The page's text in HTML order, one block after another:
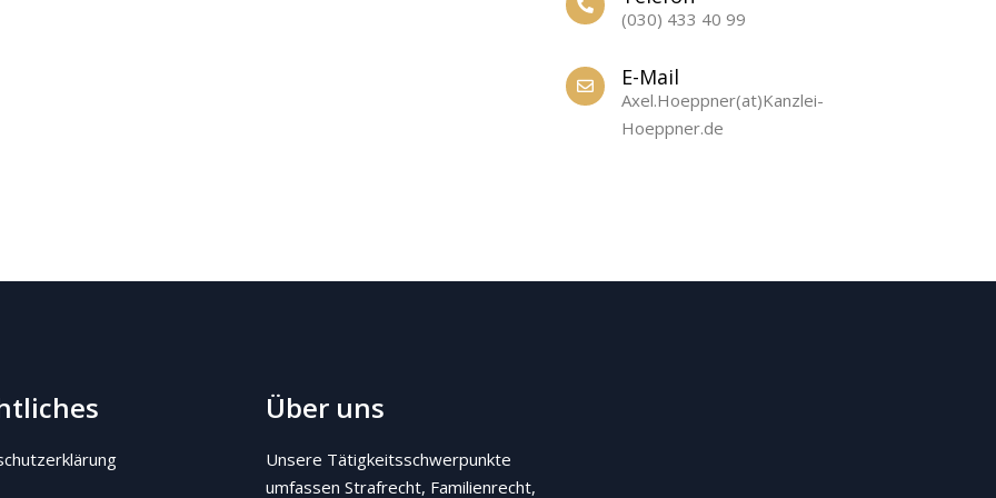
(030) 433 40 99
E-Mail
Axel.Hoeppner(at)Kanzlei-
Hoeppner.de
Über uns
Unsere Tätigkeitsschwerpunkte
umfassen Strafrecht, Familienrecht,